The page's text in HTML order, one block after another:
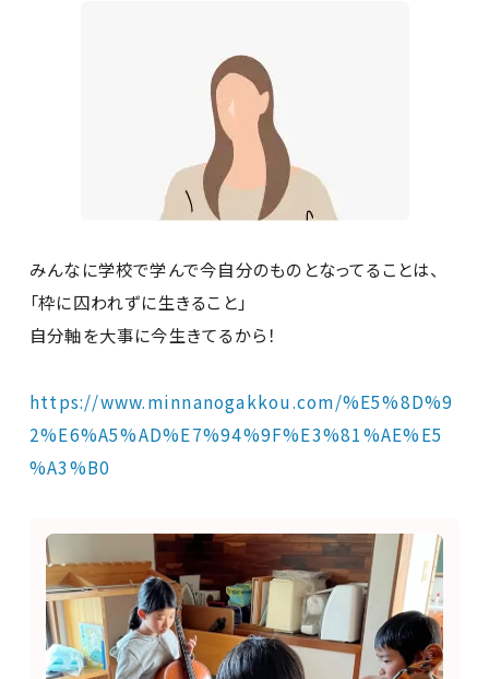
みんなに学校で学んで今自分のものとなってることは、
「枠に囚われずに生きること」
自分軸を大事に今生きてるから！
https://www.minnanogakkou.com/%E5%8D%9
2%E6%A5%AD%E7%94%9F%E3%81%AE%E5
%A3%B0